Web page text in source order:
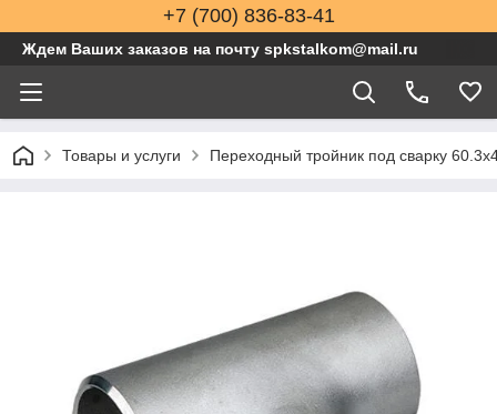
+7 (700) 836-83-41
Ждем Ваших заказов на почту spkstalkom@mail.ru
Товары и услуги Переходный тройник под сварку